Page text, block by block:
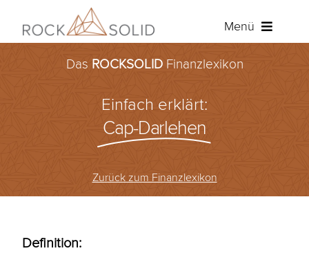
Inhalt
Menü
Baufinanzierung
Ratenkredit
Über ROCKSOLID
Das ROCKSOLIDFinanzlexikon
Einfach erklärt:
Cap-Darlehen
Zurück zum Finanzlexikon
Definition: